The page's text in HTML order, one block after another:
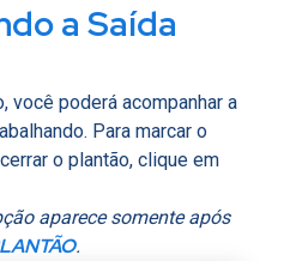
a Saída
você poderá acompanhar a
Para marcar o
o plantão, clique em
aparece somente após
.